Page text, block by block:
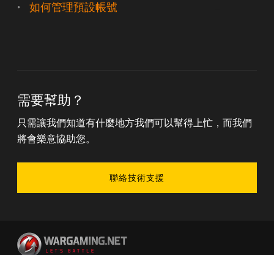
如何管理預設帳號
需要幫助？
只需讓我們知道有什麼地方我們可以幫得上忙，而我們
將會樂意協助您。
聯絡技術支援